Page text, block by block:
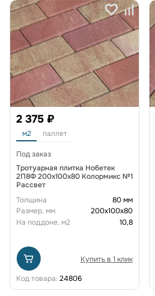
2 375 ₽
м2 паллет
Под заказ
Тротуарная плитка Нобетек
2П8Ф 200x100x80 Колормикс №1
Рассвет
Толщина
80 мм
Размер, мм
200х100х80
На поддоне, м2
10,8
Купить в 1 клик
Код товара: 24806